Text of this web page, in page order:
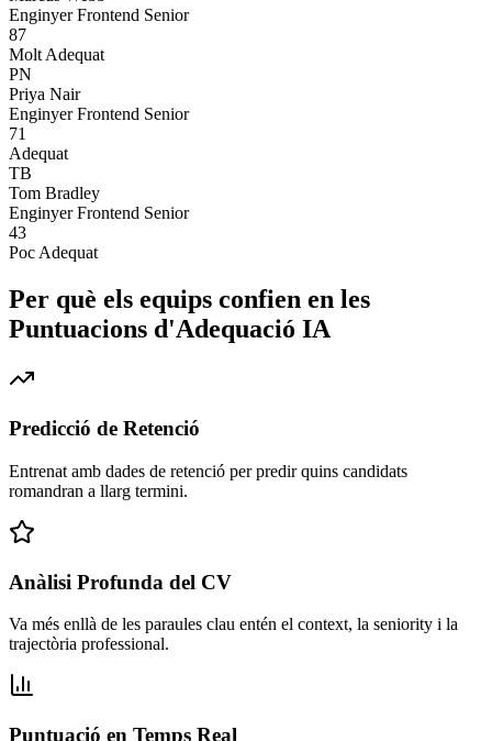
Enginyer Frontend Senior
87
Molt Adequat
PN
Priya Nair
Enginyer Frontend Senior
71
Adequat
TB
Tom Bradley
Enginyer Frontend Senior
43
Poc Adequat
Per què els equips confien en les
Puntuacions d'Adequació IA
Predicció de Retenció
Entrenat amb dades de retenció per predir quins candidats
romandran a llarg termini.
Anàlisi Profunda del CV
Va més enllà de les paraules clau entén el context, la seniority i la
trajectòria professional.
Puntuació en Temps Real